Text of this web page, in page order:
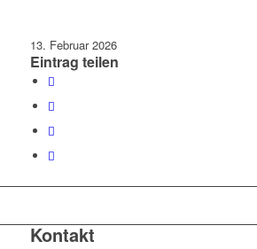
13. Februar 2026
Eintrag teilen
Kontakt